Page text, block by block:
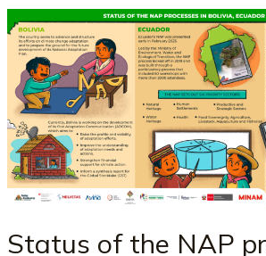
Status of the NAP